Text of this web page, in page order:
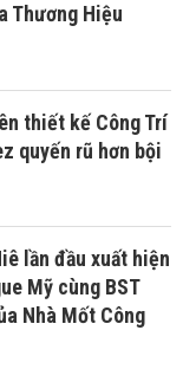
Thương Hiệu
thiết kế Công Trí
quyến rũ hơn bội
lần đầu xuất hiện
Mỹ cùng BST
Nhà Mốt Công